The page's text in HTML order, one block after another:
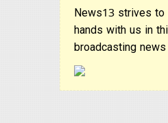
News13 strives to
hands with us in
broadcasting